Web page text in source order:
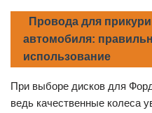
Провода для
автомобиля:
использование
При выборе дисков для
ведь качественные колеса